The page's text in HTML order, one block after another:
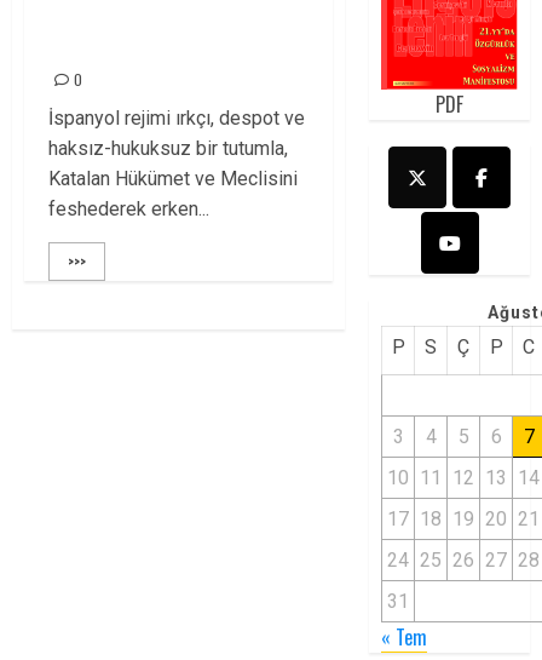
0
İspanyol rejimi ırkçı, despot ve
haksız-hukuksuz bir tutumla,
Katalan Hükümet ve Meclisini
feshederek erken...
>>>
PDF
P S Ç P C
3 4 5 6
7
10 11 12 13
14
17 18 19 20 21
24 25 26 27 28
31
« Tem